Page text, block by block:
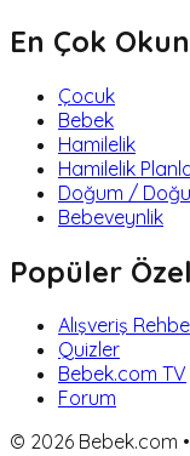
En Çok
Çocuk
Bebek
Hamilelik
Hamilelik
Doğum /
Bebeveynlik
Popüler
Alışveriş
Quizler
Bebek.com TV
Forum
© 2026 Bebek.com •